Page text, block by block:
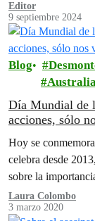
Editor
9 septiembre 2024
Blog
Día Mundial de
acciones, sólo
Hoy se
celebra desde
sobre la
que, con la
Laura Colombo
3 marzo 2020